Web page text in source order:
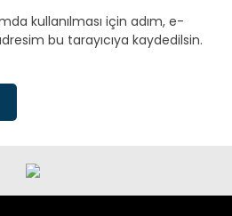
kullanılması için adım, e-
bu tarayıcıya kaydedilsin.